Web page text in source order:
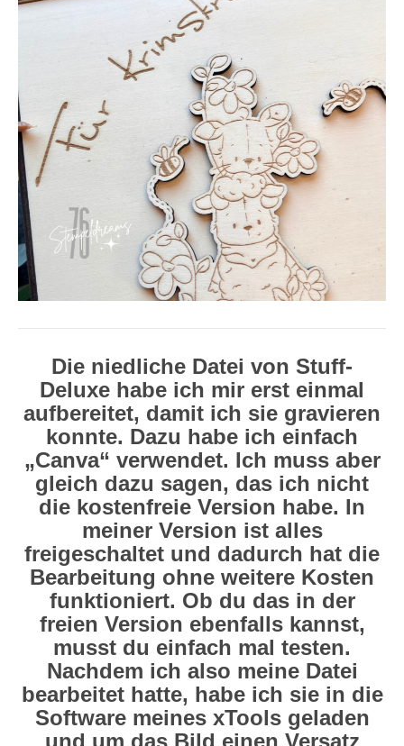
Die niedliche Datei von Stuff-
Deluxe habe ich mir erst einmal
aufbereitet, damit ich sie gravieren
konnte. Dazu habe ich einfach
„Canva“ verwendet. Ich muss aber
gleich dazu sagen, das ich nicht
die kostenfreie Version habe. In
meiner Version ist alles
freigeschaltet und dadurch hat die
Bearbeitung ohne weitere Kosten
funktioniert. Ob du das in der
freien Version ebenfalls kannst,
musst du einfach mal testen.
Nachdem ich also meine Datei
bearbeitet hatte, habe ich sie in die
Software meines xTools geladen
und um das Bild einen Versatz